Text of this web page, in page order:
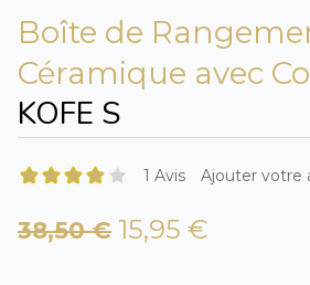
Boîte de
Céramique avec
KOFE S
1 Avis Ajouter votre
38,50 € 15,95 €